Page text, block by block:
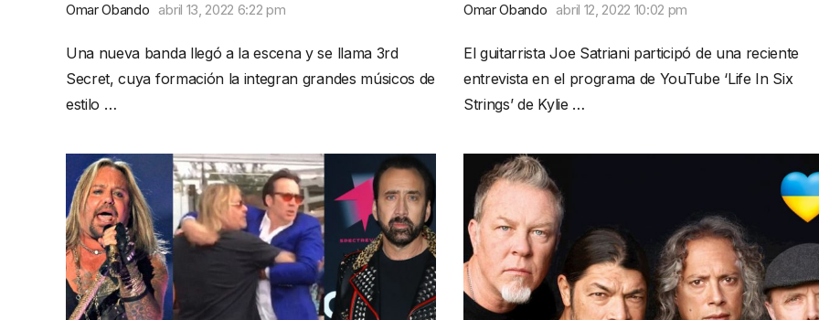
Omar Obando abril 13, 2022 6:22 pm
Una nueva banda llegó a la escena y se llama 3rd
Secret, cuya formación la integran grandes músicos de
estilo …
Omar Obando abril 12, 2022 10:02 pm
El guitarrista Joe Satriani participó de una reciente
entrevista en el programa de YouTube ‘Life In Six
Strings’ de Kylie …